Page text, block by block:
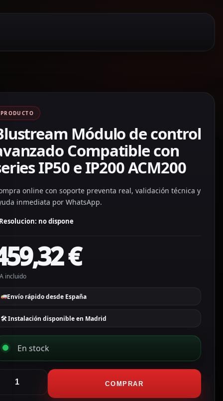
PRODUCTO
Módulo de control
Compatible con
IP50 e IP200 ACM200
online con soporte preventa real, validación técnica y
inmediata por WhatsApp.
no dispone
€
incluido
Envío rápido desde España
🛠 Instalación disponible en Madrid
En stock
COMPRAR